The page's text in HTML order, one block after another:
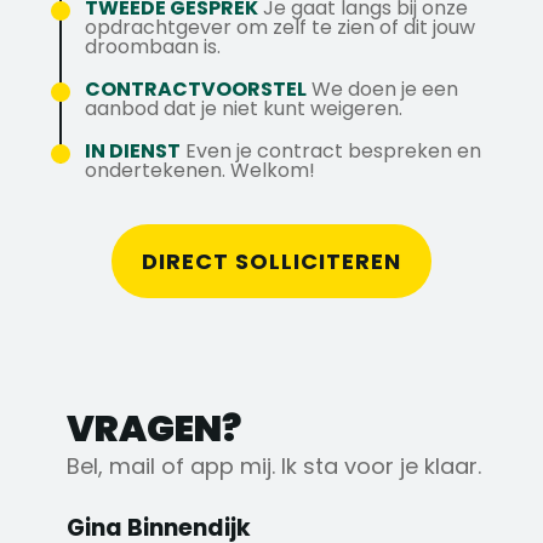
of neem contact op met Gina via
g.binnendijk@axstechniek.nl of 31 6
14725022.
TWEEDE GESPREKJe gaat langs bij onze
opdrachtgever om zelf te zien of dit jouw
droombaan is.
CONTRACTVOORSTELWe doen je een
aanbod dat je niet kunt weigeren.
IN DIENST Even je contract bespreken en
ondertekenen. Welkom!
DIRECT SOLLICITEREN
VRAGEN?
Bel, mail of app mij. Ik sta voor je klaar.
Gina Binnendijk